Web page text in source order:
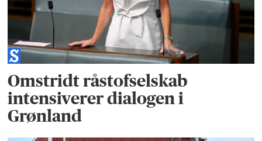
Omstridt råstofselskab
intensiverer dialogen i
Grønland